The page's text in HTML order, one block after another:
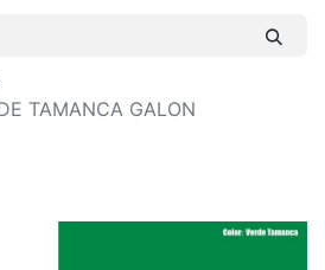
TAMANCA GALON